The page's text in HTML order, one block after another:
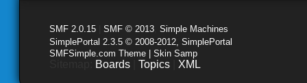
SMF 2.0.15 SMF © 2013 Simple Machines
SimplePortal 2.3.5 © 2008-2012, SimplePortal
SMFSimple.com Theme | Skin Samp
Boards Topics XML